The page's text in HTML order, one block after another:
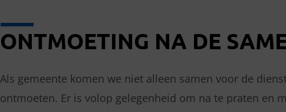
ONTMOETING NA DE
Als gemeente komen we niet alleen samen voor de
ontmoeten. Er is volop gelegenheid om na te praten en